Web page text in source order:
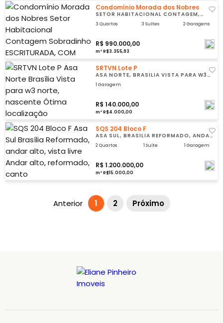
Condomínio Morada dos Nobres
SETOR HABITACIONAL CONTAGEM,
HABITE-SE, DESOCUPADA!
3 Quartos 3 Suítes 2 Garagens
R$ 990.000,00
m² R$3.355,93
SRTVN Lote P
ASA NORTE, BRASÍLIA VISTA PARA W3
1 Garagem
R$ 140.000,00
m² R$4.000,00
SQS 204 Bloco F
ASA SUL, BRASÍLIA REFORMADO, ANDAR
2 Quartos 1 Suíte 1 Garagem
R$ 1.200.000,00
m² R$15.000,00
Anterior 1 2 Próximo